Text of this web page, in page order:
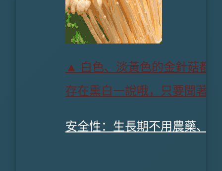
▲ 白色、淡黃色的金針菇都
存在熏白一說哦，只要聞著
安全性：生長期不用農藥、